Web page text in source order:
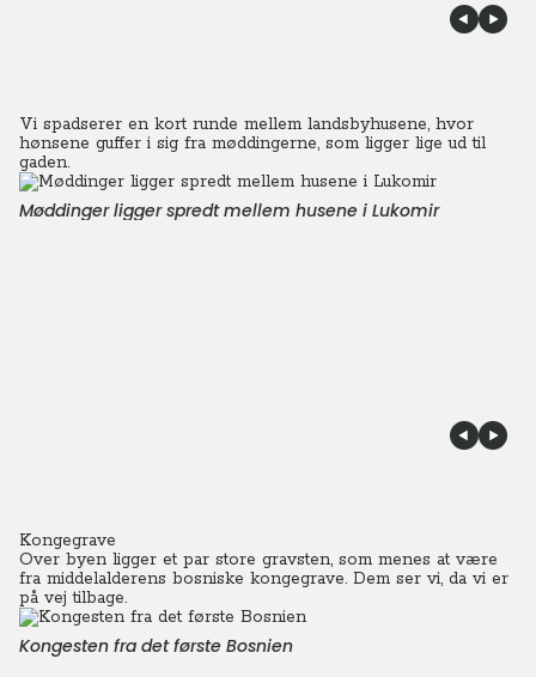
Vi spadserer en kort runde mellem landsbyhusene, hvor
hønsene guffer i sig fra møddingerne, som ligger lige ud til
gaden.
Møddinger ligger spredt mellem husene i Lukomir
Kongegrave
Over byen ligger et par store gravsten, som menes at være
fra middelalderens bosniske kongegrave. Dem ser vi, da vi er
på vej tilbage.
Kongesten fra det første Bosnien